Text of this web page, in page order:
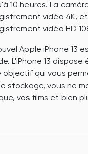
10 heures. La
vidéo 4K,
vidéo HD
Apple iPhone 13
L'iPhone 13
objectif qui vous
stockage, vous ne
vos films et bien